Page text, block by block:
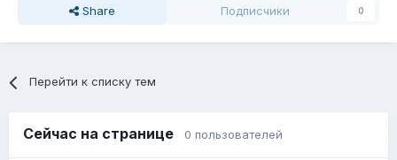
Share Подписчики 0
Перейти к списку тем
Сейчас на странице 0 пользователей